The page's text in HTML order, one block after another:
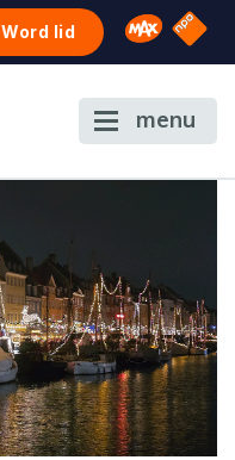
Word lid Omroep
NPO
menu